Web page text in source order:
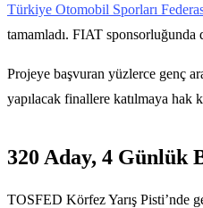
Türkiye Otomobil Sporları
tamamladı. FIAT
Projeye başvuran yüzlerce genç
yapılacak finallere katılmaya hak
320 Aday, 4 Günlük
TOSFED Körfez Yarış Pisti’nde